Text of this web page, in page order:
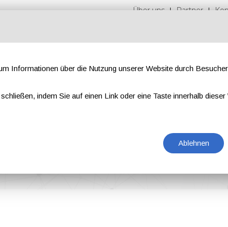
Über uns Partner
Magazine Werbung
Informationen über die Nutzung unserer Website durch
indem Sie auf einen Link oder eine Taste innerhalb dieser
Ablehnen